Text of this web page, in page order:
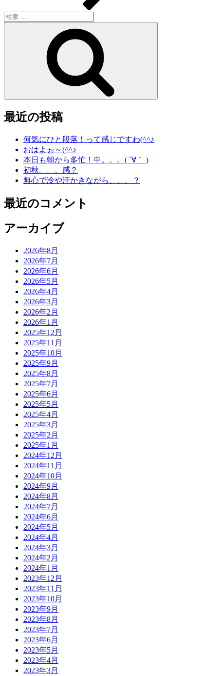
検
索:
最近の投稿
何気にひと段落！って感じですわ(^^♪
おはよぉ～(^^♪
本日も朝から多忙！中。。。( ´∀｀ )
初秋。。。感？
無心で冷や汗かきながら、、、？
最近のコメント
アーカイブ
2026年8月
2026年7月
2026年6月
2026年5月
2026年4月
2026年3月
2026年2月
2026年1月
2025年12月
2025年11月
2025年10月
2025年9月
2025年8月
2025年7月
2025年6月
2025年5月
2025年4月
2025年3月
2025年2月
2025年1月
2024年12月
2024年11月
2024年10月
2024年9月
2024年8月
2024年7月
2024年6月
2024年5月
2024年4月
2024年3月
2024年2月
2024年1月
2023年12月
2023年11月
2023年10月
2023年9月
2023年8月
2023年7月
2023年6月
2023年5月
2023年4月
2023年3月